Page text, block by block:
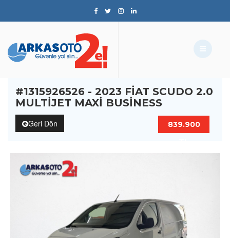
#1315926526 - 2023 FIAT SCUDO 2.0
MULTIJET MAXI BUSINESS
Geri Dön
839.900